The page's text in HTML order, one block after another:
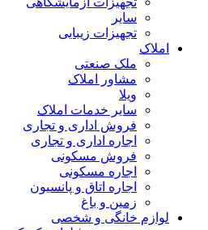
سایر
تجهیزات زیبایی
املاک
ملک صنعتی
مشاور املاک
ویلا
سایر خدمات املاک
فروش اداری و تجاری
اجاره اداری و تجاری
فروش مسکونی
اجاره مسکونی
اجاره اتاق و پانسیون
زمین و باغ
لوازم خانگی و شخصی